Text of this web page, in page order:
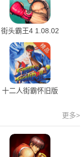
街头霸王4 1.08.02
最新版
十二人街霸怀旧版
更多>